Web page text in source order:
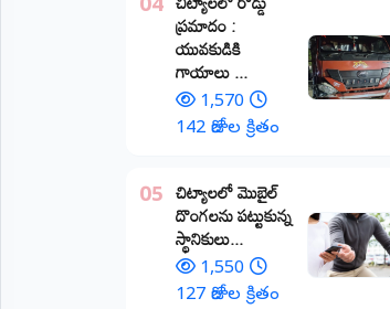
04
ప్రమాదం :
యువకుడికి
గాయాలు ​...
1,570
142 రోజుల క్రితం
05 చిట్యాలలో మొబైల్
దొంగలను పట్టుకున్న
స్థానికులు...
1,550
127 రోజుల క్రితం